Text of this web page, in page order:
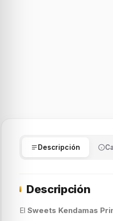
Descripción
Descripción
El Sweets Kendamas